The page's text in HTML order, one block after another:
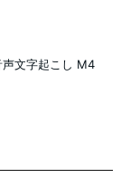
文字起こし M4